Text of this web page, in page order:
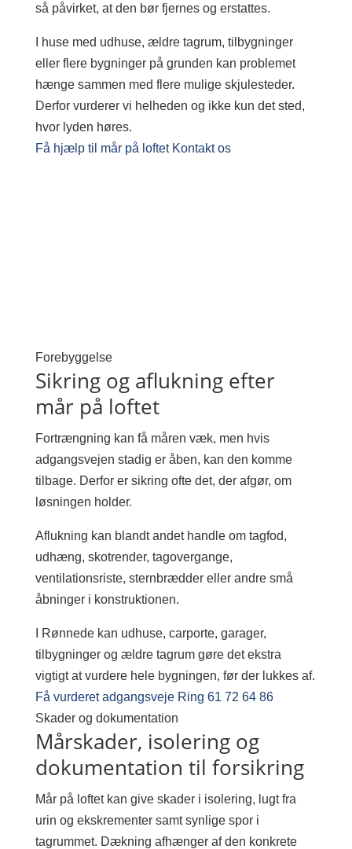
så påvirket, at den bør fjernes og erstattes.
I huse med udhuse, ældre tagrum, tilbygninger
eller flere bygninger på grunden kan problemet
hænge sammen med flere mulige skjulesteder.
Derfor vurderer vi helheden og ikke kun det sted,
hvor lyden høres.
Få hjælp til mår på loftet Kontakt os
Forebyggelse
Sikring og aflukning efter
mår på loftet
Fortrængning kan få måren væk, men hvis
adgangsvejen stadig er åben, kan den komme
tilbage. Derfor er sikring ofte det, der afgør, om
løsningen holder.
Aflukning kan blandt andet handle om tagfod,
udhæng, skotrender, tagovergange,
ventilationsriste, sternbrædder eller andre små
åbninger i konstruktionen.
I Rønnede kan udhuse, carporte, garager,
tilbygninger og ældre tagrum gøre det ekstra
vigtigt at vurdere hele bygningen, før der lukkes af.
Få vurderet adgangsveje Ring 61 72 64 86
Skader og dokumentation
Mårskader, isolering og
dokumentation til forsikring
Mår på loftet kan give skader i isolering, lugt fra
urin og ekskrementer samt synlige spor i
tagrummet. Dækning afhænger af den konkrete